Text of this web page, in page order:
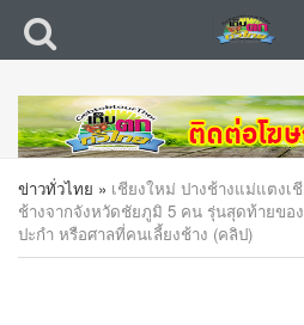
ข่าวทั่วไทย » เชียงใหม่ ปางช้างแม่แตง
ช้างจากจังหวัดชัยภูมิ 5 คน รุ่นสุดท้ายขอ
ปะกำ หรือศาลที่คนเลี้ยงช้าง (คลิป)